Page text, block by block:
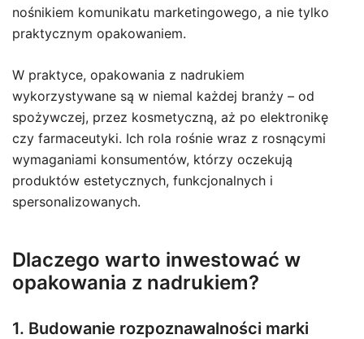
nośnikiem komunikatu marketingowego, a nie tylko
praktycznym opakowaniem.
W praktyce, opakowania z nadrukiem
wykorzystywane są w niemal każdej branży – od
spożywczej, przez kosmetyczną, aż po elektronikę
czy farmaceutyki. Ich rola rośnie wraz z rosnącymi
wymaganiami konsumentów, którzy oczekują
produktów estetycznych, funkcjonalnych i
spersonalizowanych.
Dlaczego warto inwestować w
opakowania z nadrukiem?
1. Budowanie rozpoznawalności marki